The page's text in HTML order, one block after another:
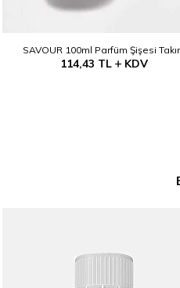
SAVOUR 100ml Parfüm Şişesi
114,43 TL KDV